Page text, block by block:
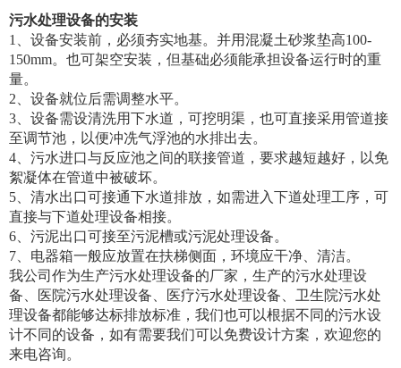
污水处理设备的安装
1
、设备安装前，必须夯实地基。并用混凝土砂浆垫高100-
150mm。也可架空安装，但基础必须能承担设备运行时的重
量。
2 、设备就位后需调整水平。
3 、设备需设清洗用下水道，可挖明渠，也可直接采用管道接
至调节池，以便冲冼气浮池的水排出去。
4 、污水进口与反应池之间的联接管道，要求越短越好，以免
絮凝体在管道中被破坏。
5 、清水出口可接通下水道排放，如需进入下道处理工序，可
直接与下道处理设备相接。
6、污泥出口可接至污泥槽或污泥处理设备。
7 、电器箱一般应放置在扶梯侧面，环境应干净、清洁。
我公司作为生产污水处理设备的厂家，生产的污水处理设
备、医院污水处理设备、医疗污水处理设备、卫生院污水处
理设备都能够达标排放标准，我们也可以根据不同的污水设
计不同的设备，如有需要我们可以免费设计方案，欢迎您的
来电咨询。